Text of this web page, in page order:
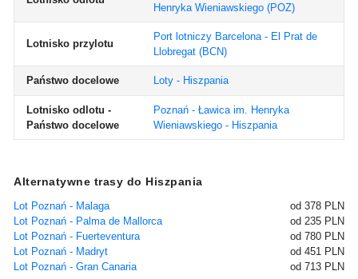
Henryka Wieniawskiego (POZ)
Lotnisko przylotu
Port lotniczy Barcelona - El Prat de
Llobregat (BCN)
Państwo docelowe Loty - Hiszpania
Lotnisko odlotu -
Państwo docelowe
Poznań - Ławica im. Henryka
Wieniawskiego - Hiszpania
Alternatywne trasy do Hiszpania
Lot Poznań - Malaga
od 378 PLN
Lot Poznań - Palma de Mallorca
od 235 PLN
Lot Poznań - Fuerteventura
od 780 PLN
Lot Poznań - Madryt
od 451 PLN
Lot Poznań - Gran Canaria
od 713 PLN